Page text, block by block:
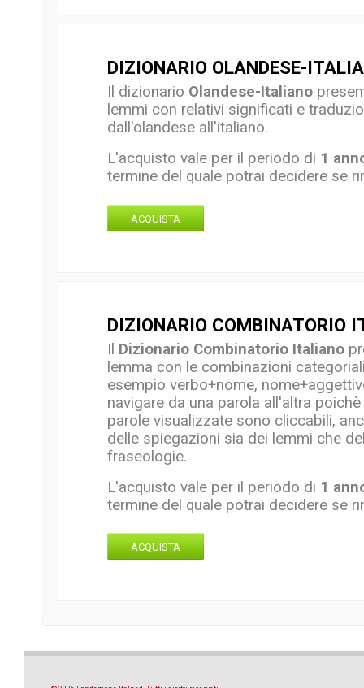
DIZIONARIO OLANDESE-
Il dizionario Olandese-Italiano
lemmi con relativi significati e
dall'olandese all'italiano.
L'acquisto vale per il periodo di 1
termine del quale potrai decidere se
ACQUISTA
DIZIONARIO COMBINATORIO
Il Dizionario Combinatorio Italiano
lemma con le combinazioni
esempio verbo+nome,
navigare da una parola all'altra
parole visualizzate sono cliccabili,
delle spiegazioni sia dei lemmi che
fraseologie.
L'acquisto vale per il periodo di 1
termine del quale potrai decidere se
ACQUISTA